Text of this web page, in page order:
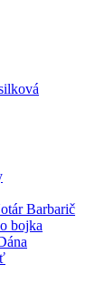
Barbarič
bojka